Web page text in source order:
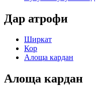
Дар атрофи
Ширкат
Кор
Алоща кардан
Алоща кардан